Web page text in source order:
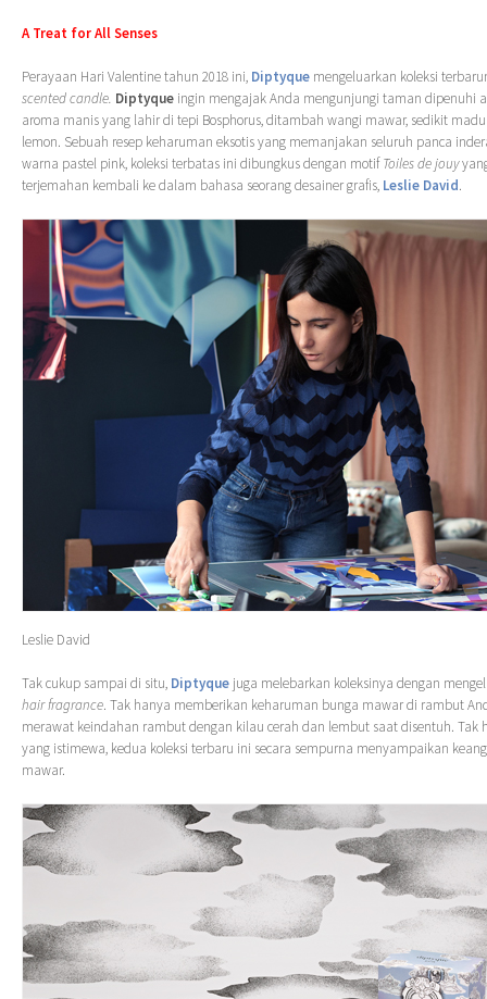
A Treat for All Senses
Perayaan Hari Valentine tahun 2018 ini, Diptyque mengeluarkan koleksi
scented candle. Diptyque ingin mengajak Anda mengunjungi taman dipenuhi
aroma manis yang lahir di tepi Bosphorus, ditambah wangi mawar, sedikit
lemon. Sebuah resep keharuman eksotis yang memanjakan seluruh panca
warna pastel pink, koleksi terbatas ini dibungkus dengan motifToiles de jouy
terjemahan kembali ke dalam bahasa seorang desainer grafis, Leslie David.
Leslie David
Tak cukup sampai di situ, Diptyque juga melebarkan koleksinya dengan
hair fragrance. Tak hanya memberikan keharuman bunga mawar di rambut
merawat keindahan rambut dengan kilau cerah dan lembut saat disentuh. Tak
yang istimewa, kedua koleksi terbaru ini secara sempurna menyampaikan
mawar.